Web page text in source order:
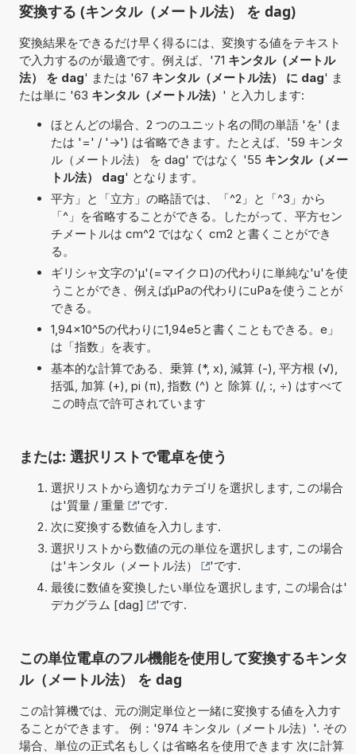
変換する (キンタル（メートル法） を dag)
変換結果をできるだけ早く得るには、変換する値をテキスト
で入力するのが最適です。例えば、'71 キンタル（メートル
法） を dag' または '67 キンタル（メートル法） に dag' ま
たは単に '63 キンタル（メートル法） ' と入力します:
ほとんどの場合、2 つのユニット名の間の単語 'を' (ま
たは '=' / '->') は省略できます。たとえば、'59 キンタ
ル（メートル法） を dag' ではなく '55 キンタル（メー
トル法） dag' となります。
平方」と「立方」の略語では、「^2」と「^3」から
「^」を省略することができる。したがって、平方セン
チメートルは cm^2 ではなく cm2 と書くことができ
る。
ギリシャ文字の'μ'(=マイクロ)の代わりに単純な'u'を使
うことができ、例えばµPaの代わりにuPaを使うことが
できる。
1,94×10^5の代わりに1,94e5と書くこともできる。e」
は「指数」を表す。
基本的な計算である、乗算 (*, x), 減算 (-), 平方根 (√),
括弧, 加算 (+), pi (π), 指数 (^) と 除算 (/, :, ÷) はすべて
この時点で許可されています
または: 選択リストで電卓を使う
選択リストから適切なカテゴリを選択します, この場合
は'質量 / 重量
'です.
次に変換する数値を入力します.
選択リストから数値の元の単位を選択します, この場合
は'キンタル（メートル法）
'です.
最後に数値を変換したい単位を選択します, この場合は'
デカグラム [dag]
'です.
この単位電卓のフル機能を使用して変換するキンタ
ル（メートル法） を dag
この計算機では、元の測定単位と一緒に変換する値を入力す
ることができます。 例：'974 キンタル（メートル法）'. その
場合、単位の正式名もしくは省略名を使用できます 次に計算